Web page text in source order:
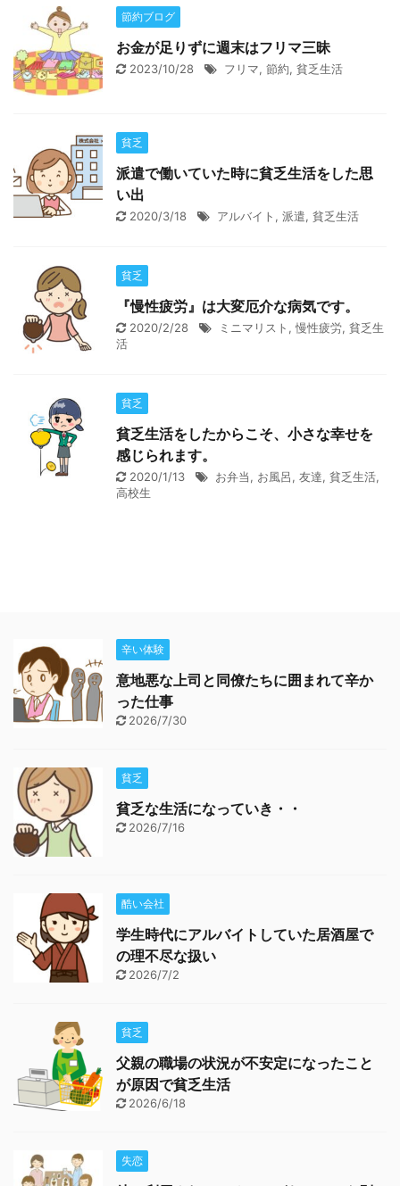
節約ブログ
お金が足りずに週末はフリマ三昧
2023/10/28 フリマ, 節約, 貧乏生活
貧乏
派遣で働いていた時に貧乏生活をした思
い出
2020/3/18 アルバイト , 派遣, 貧乏生活
貧乏
『慢性疲労』は大変厄介な病気です。
2020/2/28 ミニマリスト , 慢性疲労, 貧乏生
活
貧乏
貧乏生活をしたからこそ、小さな幸せを
感じられます。
2020/1/13 お弁当, お風呂, 友達, 貧乏生活,
高校生
辛い体験
意地悪な上司と同僚たちに囲まれて辛か
った仕事
2026/7/30
貧乏
貧乏な生活になっていき・・
2026/7/16
酷い会社
学生時代にアルバイトしていた居酒屋で
の理不尽な扱い
2026/7/2
貧乏
父親の職場の状況が不安定になったこと
が原因で貧乏生活
2026/6/18
失恋